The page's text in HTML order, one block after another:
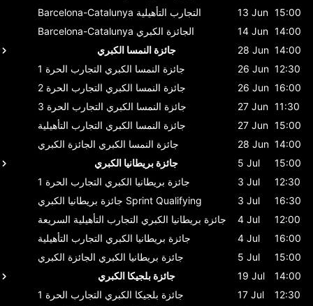
Barcelona-Catalunya التجارب التأهيلية 13 Jun 15:00
Barcelona-Catalunya الجائزة الكبري 14 Jun 14:00
جائزة النمسا الكبري
28 Jun 14:00
جائزة النمسا الكبري التجارب الحرة 1 26 Jun 12:30
جائزة النمسا الكبري التجارب الحرة 2 26 Jun 16:00
جائزة النمسا الكبري التجارب الحرة 3 27 Jun 11:30
جائزة النمسا الكبري التجارب التأهيلية 27 Jun 15:00
جائزة النمسا الكبري الجائزة الكبري 28 Jun 14:00
جائزة بريطانيا الكبري
5 Jul
15:00
جائزة بريطانيا الكبري التجارب الحرة 1 3 Jul
12:30
جائزة بريطانيا الكبري Sprint Qualifying 3 Jul
16:30
جائزة بريطانيا الكبري التجارب التأهيلية السريعة 4 Jul
12:00
جائزة بريطانيا الكبري التجارب التأهيلية 4 Jul
16:00
جائزة بريطانيا الكبري الجائزة الكبري 5 Jul
15:00
جائزة بلجيكا الكبري
19 Jul
14:00
جائزة بلجيكا الكبري التجارب الحرة 1 17 Jul
12:30